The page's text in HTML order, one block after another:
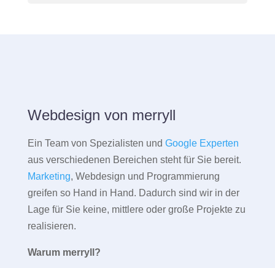
Webdesign von merryll
Ein Team von Spezialisten und Google Experten
aus verschiedenen Bereichen steht für Sie bereit.
Marketing, Webdesign und Programmierung
greifen so Hand in Hand. Dadurch sind wir in der
Lage für Sie keine, mittlere oder große Projekte zu
realisieren.
Warum merryll?